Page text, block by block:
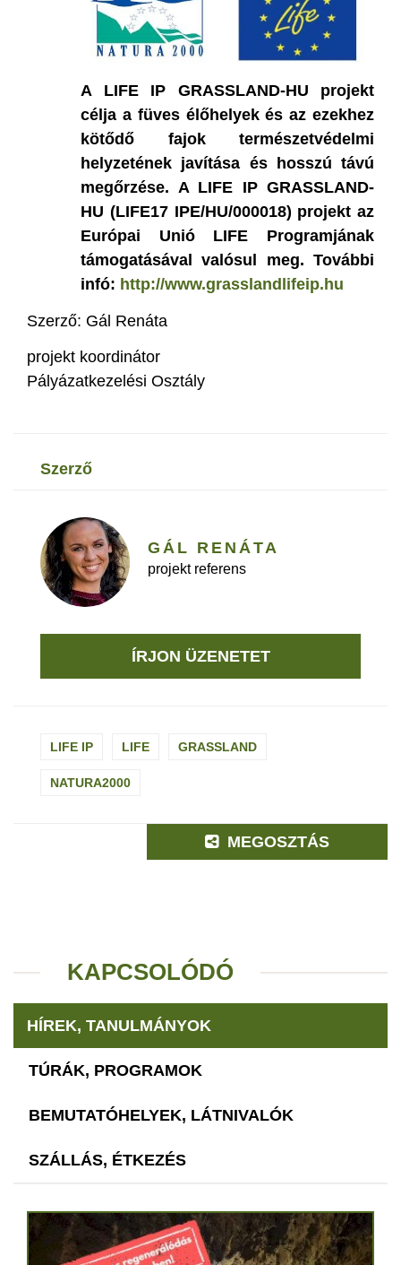
A LIFE IP GRASSLAND-HU projekt
célja a füves élőhelyek és az ezekhez
kötődő fajok természetvédelmi
helyzetének javítása és hosszú távú
megőrzése. A LIFE IP GRASSLAND-
HU (LIFE17 IPE/HU/000018) projekt az
Európai Unió LIFE Programjának
támogatásával valósul meg. További
infó: http://www.grasslandlifeip.hu
Szerző: Gál Renáta
projekt koordinátor
Pályázatkezelési Osztály
szerző
GÁL RENÁTA
projekt referens
ÍRJON ÜZENETET
LIFE IP LIFE GRASSLAND
NATURA2000
MEGOSZTÁS
KAPCSOLÓDÓ
HÍREK, TANULMÁNYOK
TÚRÁK, PROGRAMOK
BEMUTATÓHELYEK, LÁTNIVALÓK
SZÁLLÁS, ÉTKEZÉS